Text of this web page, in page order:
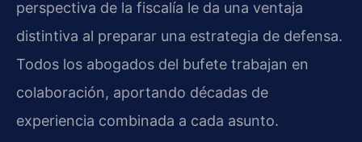
perspectiva de la fiscalía le da una ventaja
distintiva al preparar una estrategia de defensa.
Todos los abogados del bufete trabajan en
colaboración, aportando décadas de
experiencia combinada a cada asunto.